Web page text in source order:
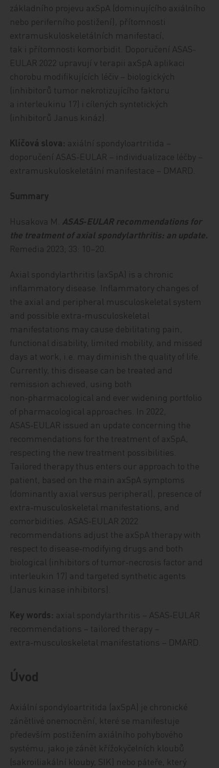
základního projevu axSpA (dominujícího axiál­ní­ho
nebo periferního postižení), přítomnosti
extramuskuloskeletálních manifestací,
tak i přítomnosti komorbidit. Doporučení ASAS-
EULAR 2022 upravují v terapii axSpA aplikaci
chorobu modifikujících léčiv – biologických
(inhibitorů tumor nekrotizujícího faktoru
a interleukinu 17) i cílených syntetických
(inhibitorů Janus kináz).
Klíčová slova: axiální spondyloartritida –
doporučení ASAS-EULAR – individualizace léčby –
extramuskuloskeletální manifestace – DMARD.
Summary
Husakova M. ASAS‑EULAR recommendations for
the treatment of axial spondylarthritis: an update.
Remedia 2023; 33: 10–20.
Axial spondylarthritis (axSpA) is a chronic
inflammatory disease. Inflammatory changes of
the axial and peripheral musculoskeletal system
and possible extra‑musculoskeletal
manifestations may cause debilitating pain,
functional disability, limited mobility, and missed
days at work, i.e. may diminish the quality of life.
Currently, this disease can be treated and
remission achieved, using both
non‑pharmacological and ever widening portfolio
of pharmacological approaches. In 2022,
ASAS‑EULAR issued an update concerning the
recommendations for the treatment of axSpA,
respecting the new treatment possibilities.
Tailored therapy thus enters our approach to the
patient, based on the main axSpA symptoms
(dominantly axial versus peripheral), presence of
extra‑musculoskeletal manifestations, and
comorbidities. ASAS‑EULAR 2022
recommendations adjust the axSpA therapy with
respect to disease‑modifying drugs and both
biological (inhibitors of tumor‑necrosis factor and
interleukin 17) and targeted synthetic agents
(Janus kinase inhibitors).
Key words: axial spondylarthritis – ASAS‑EULAR
recommendations – tailored therapy –
extra‑musculoskeletal manifestations – DMARD.
Úvod
Axiální spondyloartritida (axSpA) je chronické
zánětlivé onemocnění, které se manifestuje
především postižením axiálního pohybového
systému, jako je zánět křížokyčelních kloubů
(sakroiliakální klouby, SIK) nebo páteře, který